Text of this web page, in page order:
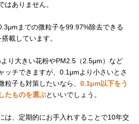
はありません。
までの微粒子を99.97%除去できる
載しています。
り大きい花粉やPM2.5（2.5μm）など
ッチできますが、0.1μmより小さいとさ
粒子も対策したいなら、 0.1μm以下をう
たものを選ぶといいでしょう。
は、定期的にお手入れすることで10年交